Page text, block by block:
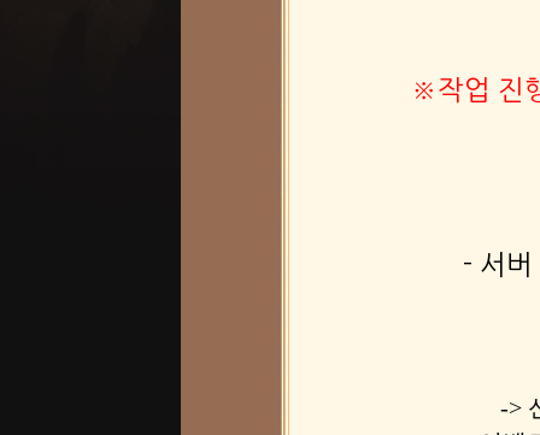
※작업 진
- 서버
->